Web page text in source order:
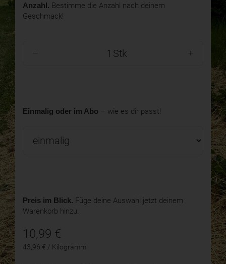
Anzahl. Bestimme die Anzahl nach deinem
Geschmack!
Stk
Einmalig oder im Abo – wie es dir passt!
Preis im Blick. Füge deine Auswahl jetzt deinem
Warenkorb hinzu.
10,99 €
43,96 € / Kilogramm